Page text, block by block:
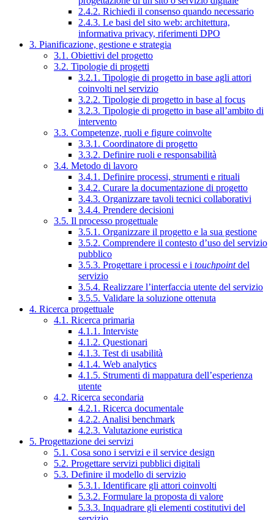
2.4.2. Richiedi il consenso quando necessario
2.4.3. Le basi del sito web: architettura,
informativa privacy, riferimenti DPO
3. Pianificazione, gestione e strategia
3.1. Obiettivi del progetto
3.2. Tipologie di progetti
3.2.1. Tipologie di progetto in base agli attori
coinvolti nel servizio
3.2.2. Tipologie di progetto in base al focus
3.2.3. Tipologie di progetto in base all’ambito di
intervento
3.3. Competenze, ruoli e figure coinvolte
3.3.1. Coordinatore di progetto
3.3.2. Definire ruoli e responsabilità
3.4. Metodo di lavoro
3.4.1. Definire processi, strumenti e rituali
3.4.2. Curare la documentazione di progetto
3.4.3. Organizzare tavoli tecnici collaborativi
3.4.4. Prendere decisioni
3.5. Il processo progettuale
3.5.1. Organizzare il progetto e la sua gestione
3.5.2. Comprendere il contesto d’uso del servizio
pubblico
3.5.3. Progettare i processi e i touchpointdel
servizio
3.5.4. Realizzare l’interfaccia utente del servizio
3.5.5. Validare la soluzione ottenuta
4. Ricerca progettuale
4.1. Ricerca primaria
4.1.1. Interviste
4.1.2. Questionari
4.1.3. Test di usabilità
4.1.4. Web analytics
4.1.5. Strumenti di mappatura dell’esperienza
utente
4.2. Ricerca secondaria
4.2.1. Ricerca documentale
4.2.2. Analisi benchmark
4.2.3. Valutazione euristica
5. Progettazione dei servizi
5.1. Cosa sono i servizi e il service design
5.2. Progettare servizi pubblici digitali
5.3. Definire il modello di servizio
5.3.1. Identificare gli attori coinvolti
5.3.2. Formulare la proposta di valore
5.3.3. Inquadrare gli elementi costitutivi del